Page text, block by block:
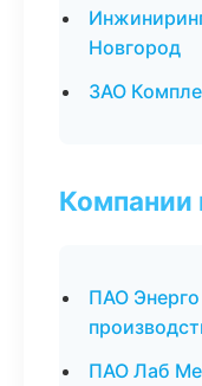
Новгород
ЗАО
Компании
ПАО
ПАО Лаб